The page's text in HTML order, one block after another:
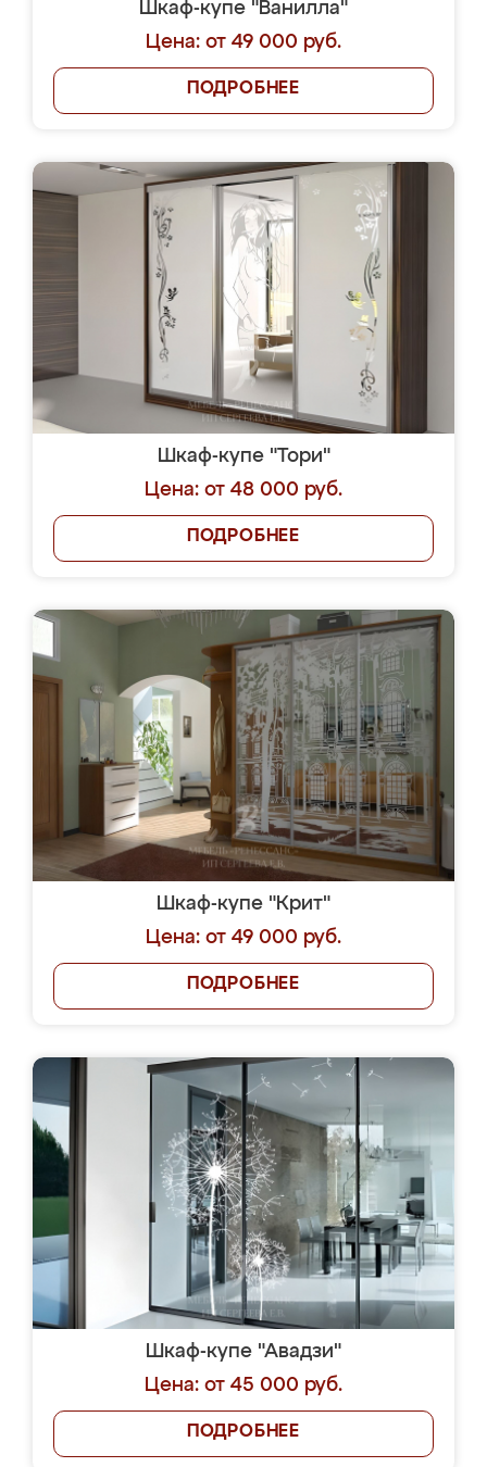
Шкаф-купе "Ванилла"
Цена: от 49 000 руб.
ПОДРОБНЕЕ
Шкаф-купе "Тори"
Цена: от 48 000 руб.
ПОДРОБНЕЕ
Шкаф-купе "Крит"
Цена: от 49 000 руб.
ПОДРОБНЕЕ
Шкаф-купе "Авадзи"
Цена: от 45 000 руб.
ПОДРОБНЕЕ